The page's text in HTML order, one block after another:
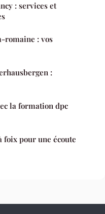
: services et
romaine : vos
:
la formation dpc
foix pour une écoute